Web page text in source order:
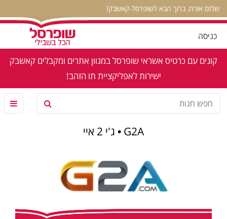
שלום אורח, ברוך הבא לשופרסל-קאשבק!
כניסה
קונים עם כרטיס אשראי שופרסל במגוון אתרים ומקבלים קאשבק
ישירות לאפליקציית תו הזהב!
G2A • ג'י 2 איי